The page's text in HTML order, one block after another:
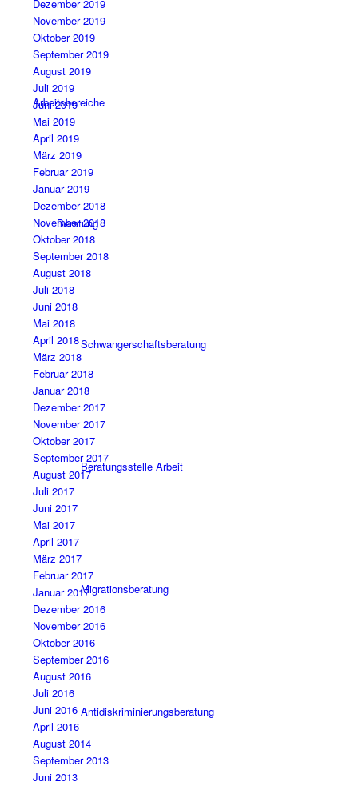
Arbeitsbereiche
Beratung
Schwangerschaftsberatung
Beratungsstelle Arbeit
Migrationsberatung
Antidiskriminierungsberatung
Dezember 2019
November 2019
Oktober 2019
September 2019
August 2019
Juli 2019
Juni 2019
Mai 2019
April 2019
März 2019
Februar 2019
Januar 2019
Dezember 2018
November 2018
Oktober 2018
September 2018
August 2018
Juli 2018
Juni 2018
Mai 2018
April 2018
März 2018
Februar 2018
Januar 2018
Dezember 2017
November 2017
Oktober 2017
September 2017
August 2017
Juli 2017
Juni 2017
Mai 2017
April 2017
März 2017
Februar 2017
Januar 2017
Dezember 2016
November 2016
Oktober 2016
September 2016
August 2016
Juli 2016
Juni 2016
April 2016
August 2014
September 2013
Juni 2013